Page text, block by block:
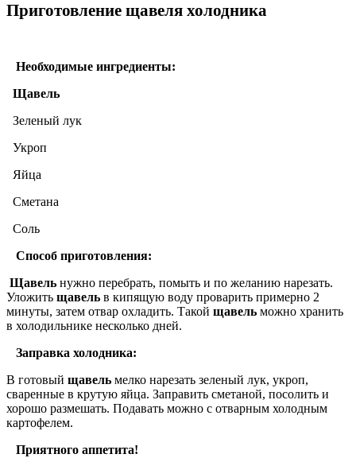
Приготовление щавеля холодника
Необходимые ингредиенты:
Щавель
Зеленый лук
Укроп
Яйца
Сметана
Соль
Способ приготовления:
Щавель нужно перебрать, помыть и по желанию нарезать.
Уложить щавель в кипящую воду проварить примерно 2
минуты, затем отвар охладить. Такой щавель можно хранить
в холодильнике несколько дней.
Заправка холодника:
В готовый щавель мелко нарезать зеленый лук, укроп,
сваренные в крутую яйца. Заправить сметаной, посолить и
хорошо размешать. Подавать можно с отварным холодным
картофелем.
Приятного аппетита!